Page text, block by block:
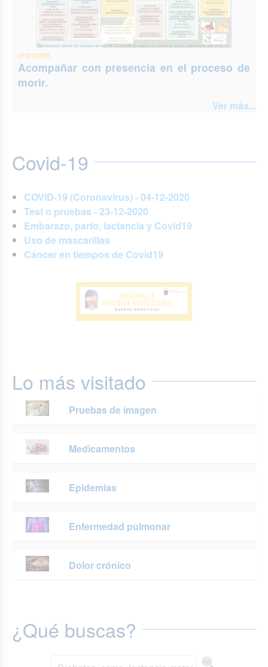
07/01/2026
Acompañar con presencia en el proceso de
morir.
Ver más...
Covid-19
COVID-19 (Coronavirus) - 04-12-2020
Test o pruebas - 23-12-2020
Embarazo, parto, lactancia y Covid19
Uso de mascarillas
Cáncer en tiempos de Covid19
Lo más visitado
Pruebas de imagen
Medicamentos
Epidemias
Enfermedad pulmonar
Dolor crónico
¿Qué buscas?